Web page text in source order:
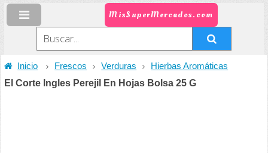
MisSuperMercados.com
Inicio Frescos Verduras Hierbas Aromáticas
El Corte Ingles Perejil En Hojas Bolsa 25 G